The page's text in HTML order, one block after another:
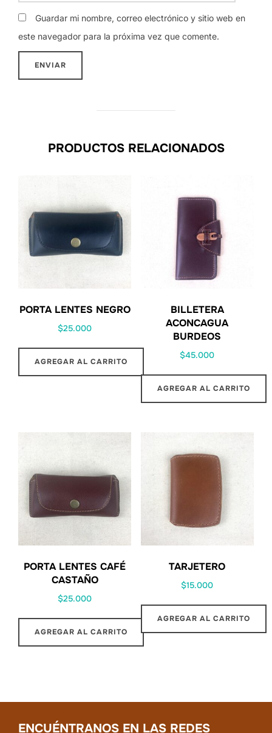
Guardar mi nombre, correo electrónico y sitio web en
este navegador para la próxima vez que comente.
PRODUCTOS RELACIONADOS
PORTA LENTES NEGRO
$25.000
AGREGAR AL CARRITO
BILLETERA
ACONCAGUA
BURDEOS
$45.000
AGREGAR AL CARRITO
PORTA LENTES CAFÉ
CASTAÑO
$25.000
AGREGAR AL CARRITO
TARJETERO
$15.000
AGREGAR AL CARRITO
ENCUÉNTRANOS EN LAS REDES